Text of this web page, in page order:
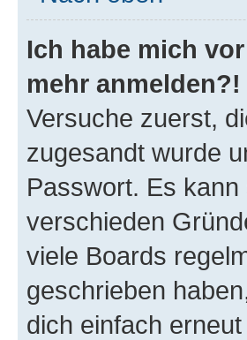
Ich habe mich
mehr anmelden?!
Versuche zuerst,
zugesandt wurde
Passwort. Es
verschieden
viele Boards
geschrieben
dich einfach